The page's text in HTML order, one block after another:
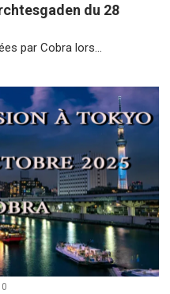
du 28
par Cobra lors...
0